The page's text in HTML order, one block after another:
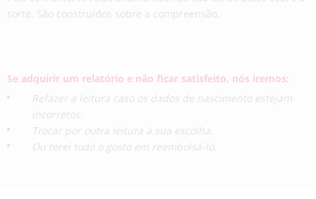
sorte. São construídos sobre a compreensão.
Se adquirir um relatório e não ficar satisfeito, nós iremos:
Refazer a leitura caso os dados de nascimento estejam
incorretos.
Trocar por outra leitura à sua escolha.
Ou terei todo o gosto em reembolsá-lo.